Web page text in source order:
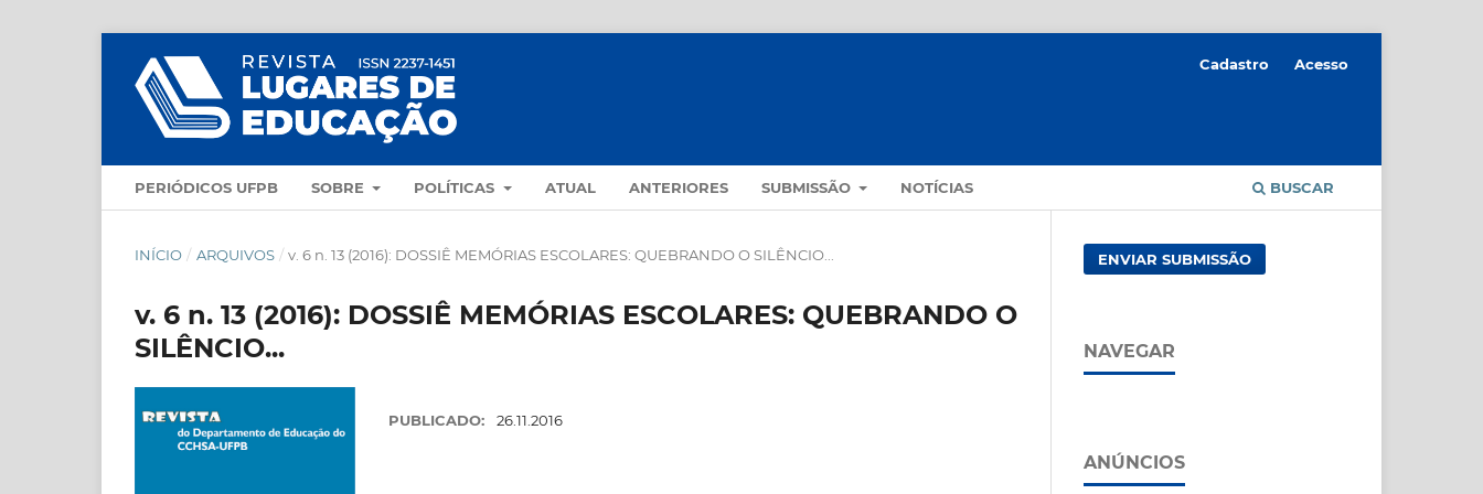
PERIÓDICOS UFPB SOBRE POLÍTICAS ATUAL ANTERIORES SUBMISSÃO NOTÍCIAS BUSCAR
Cadastro Acesso
INÍCIO / ARQUIVOS / v. 6 n. 13 (2016): DOSSIÊ MEMÓRIAS ESCOLARES: QUEBRANDO O SILÊNCIO...
v. 6 n. 13 (2016): DOSSIÊ MEMÓRIAS ESCOLARES: QUEBRANDO O
SILÊNCIO...
PUBLICADO: 26.11.2016
ENVIAR SUBMISSÃO
NAVEGAR
ANÚNCIOS